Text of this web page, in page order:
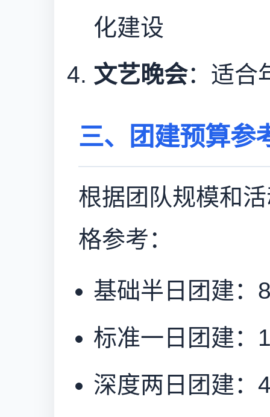
化建设
文艺晚会：适合
三、团建预算参
根据团队规模和
格参考：
基础半日团建：
标准一日团建：
深度两日团建：